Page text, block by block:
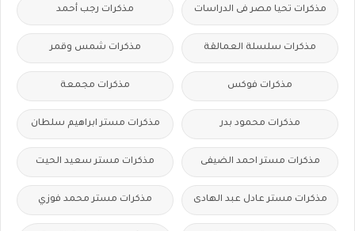
مذكرات تحيا مصر فى الدراسات مذكرات رجب أحمد
مذكرات سلسلة العمالقة مذكرات شمس وقمر
مذكرات فوكس مذكرات مجمعة
مذكرات محمود بدر مذكرات مستر ابراهيم سلطان
مذكرات مستر احمد الضيفى مذكرات مستر سعيد الحيت
مذكرات مستر عادل عبد الهادى مذكرات مستر محمد فوزي